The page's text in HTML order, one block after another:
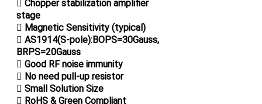
 Chopper stabilization amplifier
stage
 Magnetic Sensitivity (typical)
 AS1914(S-pole):BOPS=30Gauss,
BRPS=20Gauss
 Good RF noise immunity
 No need pull-up resistor
 Small Solution Size
 RoHS & Green Compliant